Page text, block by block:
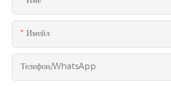
Имейл
Телефон/WhatsApp